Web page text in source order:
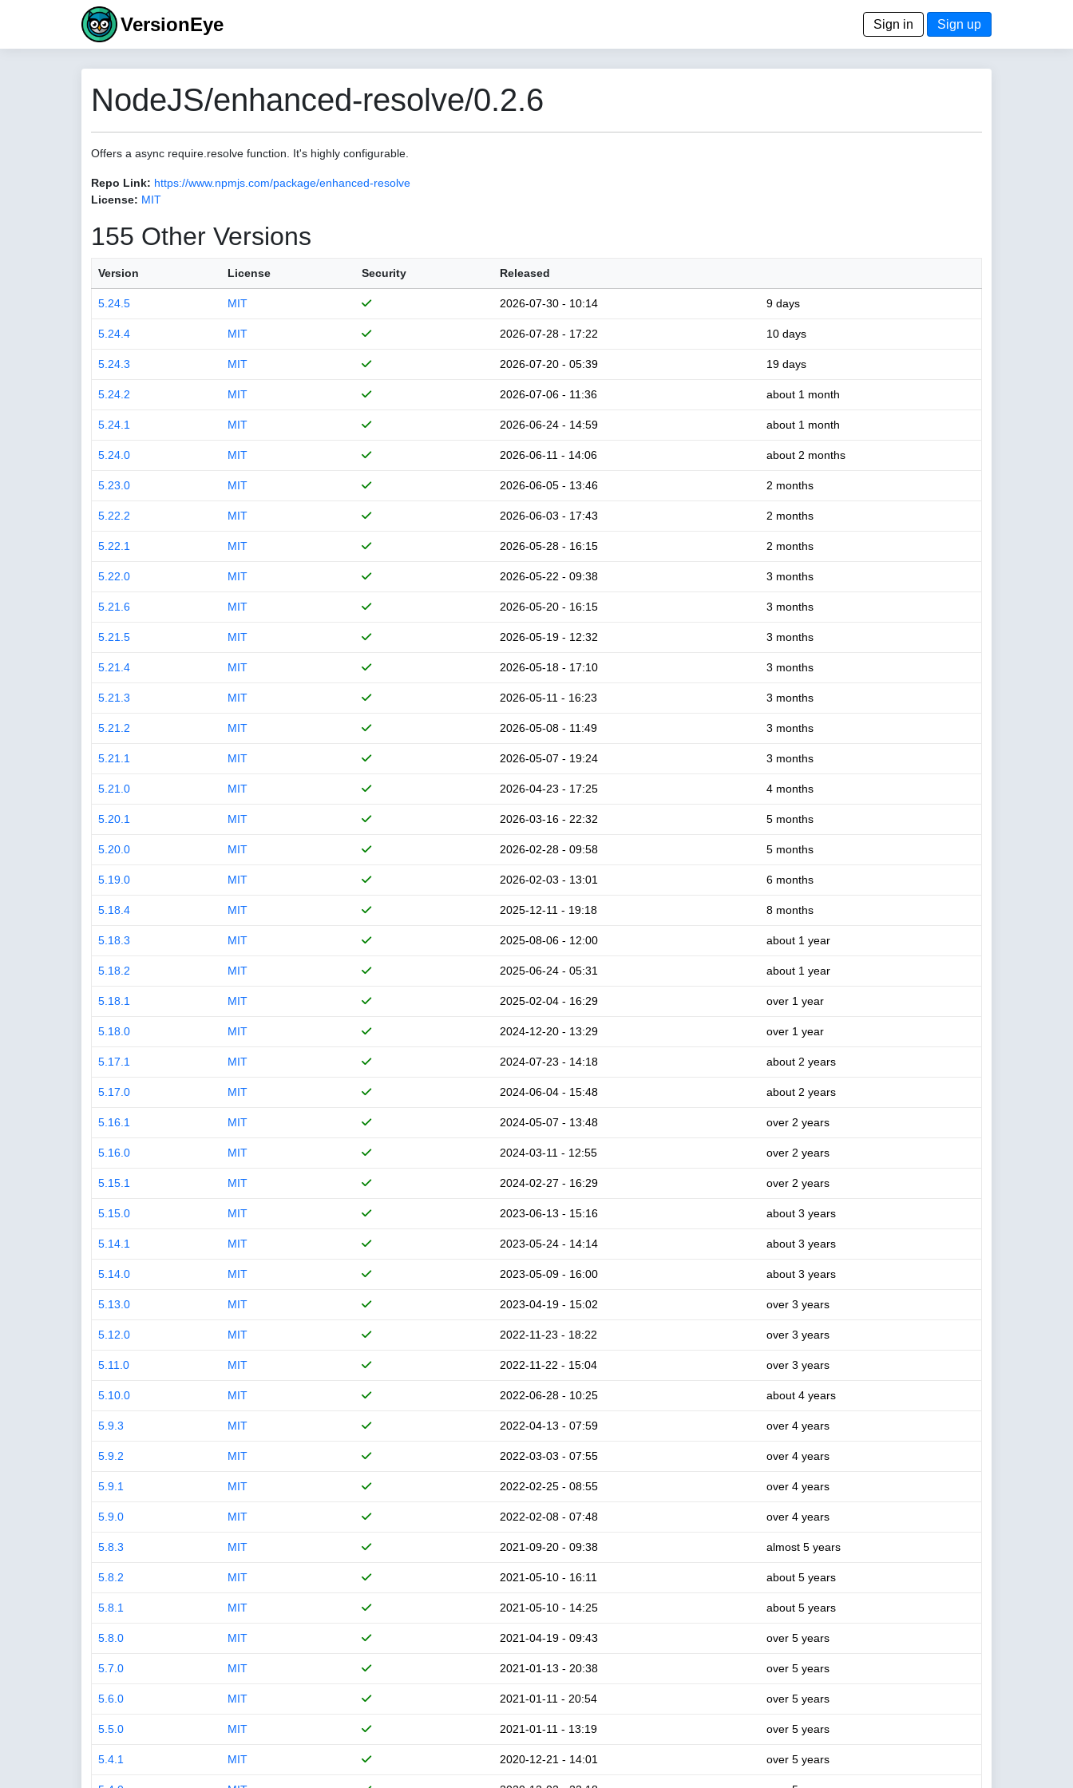
VersionEye Sign in Sign up
NodeJS/enhanced-resolve/0.2.6
Offers a async require.resolve function. It's highly configurable.
Repo Link: https://www.npmjs.com/package/enhanced-resolve
License: MIT
155 Other Versions
Version License Security Released
5.24.5 MIT 2026-07-30 - 10:14 9 days
5.24.4 MIT 2026-07-28 - 17:22 10 days
5.24.3 MIT 2026-07-20 - 05:39 19 days
5.24.2 MIT 2026-07-06 - 11:36 about 1 month
5.24.1 MIT 2026-06-24 - 14:59 about 1 month
5.24.0 MIT 2026-06-11 - 14:06 about 2 months
5.23.0 MIT 2026-06-05 - 13:46 2 months
5.22.2 MIT 2026-06-03 - 17:43 2 months
5.22.1 MIT 2026-05-28 - 16:15 2 months
5.22.0 MIT 2026-05-22 - 09:38 3 months
5.21.6 MIT 2026-05-20 - 16:15 3 months
5.21.5 MIT 2026-05-19 - 12:32 3 months
5.21.4 MIT 2026-05-18 - 17:10 3 months
5.21.3 MIT 2026-05-11 - 16:23 3 months
5.21.2 MIT 2026-05-08 - 11:49 3 months
5.21.1 MIT 2026-05-07 - 19:24 3 months
5.21.0 MIT 2026-04-23 - 17:25 4 months
5.20.1 MIT 2026-03-16 - 22:32 5 months
5.20.0 MIT 2026-02-28 - 09:58 5 months
5.19.0 MIT 2026-02-03 - 13:01 6 months
5.18.4 MIT 2025-12-11 - 19:18 8 months
5.18.3 MIT 2025-08-06 - 12:00 about 1 year
5.18.2 MIT 2025-06-24 - 05:31 about 1 year
5.18.1 MIT 2025-02-04 - 16:29 over 1 year
5.18.0 MIT 2024-12-20 - 13:29 over 1 year
5.17.1 MIT 2024-07-23 - 14:18 about 2 years
5.17.0 MIT 2024-06-04 - 15:48 about 2 years
5.16.1 MIT 2024-05-07 - 13:48 over 2 years
5.16.0 MIT 2024-03-11 - 12:55 over 2 years
5.15.1 MIT 2024-02-27 - 16:29 over 2 years
5.15.0 MIT 2023-06-13 - 15:16 about 3 years
5.14.1 MIT 2023-05-24 - 14:14 about 3 years
5.14.0 MIT 2023-05-09 - 16:00 about 3 years
5.13.0 MIT 2023-04-19 - 15:02 over 3 years
5.12.0 MIT 2022-11-23 - 18:22 over 3 years
5.11.0 MIT 2022-11-22 - 15:04 over 3 years
5.10.0 MIT 2022-06-28 - 10:25 about 4 years
5.9.3 MIT 2022-04-13 - 07:59 over 4 years
5.9.2 MIT 2022-03-03 - 07:55 over 4 years
5.9.1 MIT 2022-02-25 - 08:55 over 4 years
5.9.0 MIT 2022-02-08 - 07:48 over 4 years
5.8.3 MIT 2021-09-20 - 09:38 almost 5 years
5.8.2 MIT 2021-05-10 - 16:11 about 5 years
5.8.1 MIT 2021-05-10 - 14:25 about 5 years
5.8.0 MIT 2021-04-19 - 09:43 over 5 years
5.7.0 MIT 2021-01-13 - 20:38 over 5 years
5.6.0 MIT 2021-01-11 - 20:54 over 5 years
5.5.0 MIT 2021-01-11 - 13:19 over 5 years
5.4.1 MIT 2020-12-21 - 14:01 over 5 years